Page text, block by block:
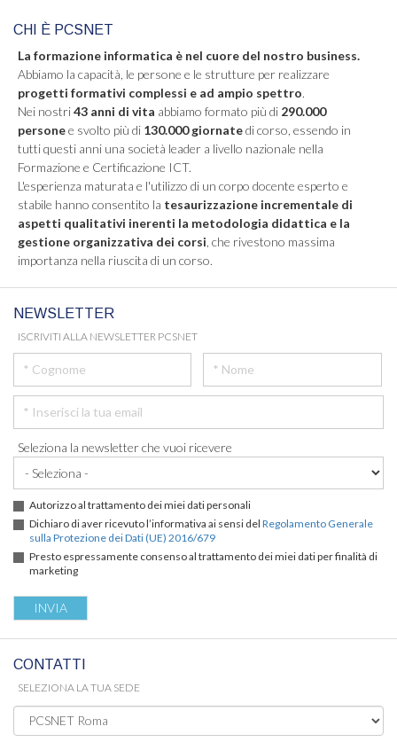
CHI È PCSNET
La formazione informatica è nel cuore del nostro business.
Abbiamo la capacità, le persone e le strutture per realizzare
progetti formativi complessi e ad ampio spettro.
Nei nostri43 anni di vita abbiamo formato più di 290.000
personee svolto più di 130.000 giornatedi corso, essendo in
tutti questi anni una società leader a livello nazionale nella
Formazione e Certificazione ICT.
L'esperienza maturata e l'utilizzo di un corpo docente esperto e
stabile hanno consentito la tesaurizzazione incrementale di
aspetti qualitativi inerenti la metodologia didattica e la
gestione organizzativa dei corsi , che rivestono massima
importanza nella riuscita di un corso.
NEWSLETTER
ISCRIVITI ALLA NEWSLETTER PCSNET
Seleziona la newsletter che vuoi ricevere
Autorizzo al trattamento dei miei dati personali
Dichiaro di aver ricevuto l’informativa ai sensi del Regolamento Generale
sulla Protezione dei Dati (UE) 2016/679
Presto espressamente consenso al trattamento dei miei dati per finalità di
marketing
CONTATTI
SELEZIONA LA TUA SEDE